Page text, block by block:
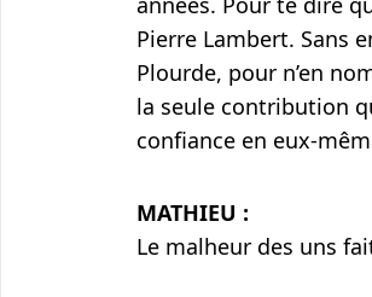
Pierre Lambert. Sans
Plourde, pour n’en
la seule contribution
confiance en eux-
MATHIEU :
Le malheur des uns